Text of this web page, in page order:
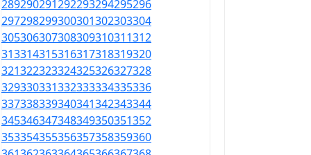
289290291292293294295296
297298299300301302303304
305306307308309310311312
313314315316317318319320
321322323324325326327328
329330331332333334335336
337338339340341342343344
345346347348349350351352
353354355356357358359360